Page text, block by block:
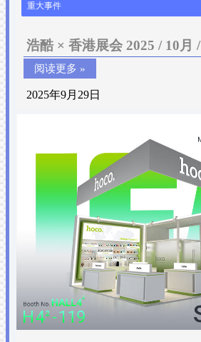
重大事件
浩酷 × 香港展会 2025 / 10月 /
阅读更多 »
2025年9月29日